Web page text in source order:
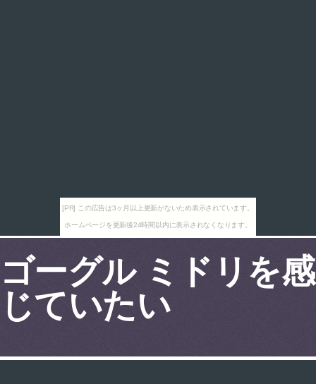
[PR] この広告は3ヶ月以上更新がないため表示されています。
ホームページを更新後24時間以内に表示されなくなります。
ゴーグル ミドリを感
じていたい